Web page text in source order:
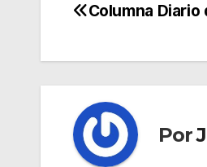
Columna Diario
Por